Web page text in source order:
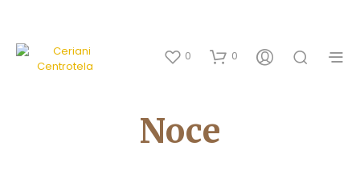
0 0
Noce